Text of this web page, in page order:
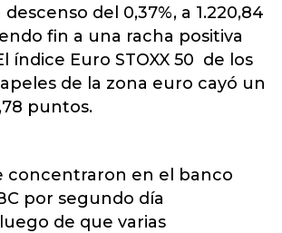
del 0,37%, a 1.220,84
fin a una racha positiva
índice Euro STOXX 50 de los
de la zona euro cayó un
puntos.
concentraron en el banco
por segundo día
de que varias